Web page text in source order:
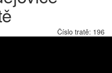
Číslo tratě: 196